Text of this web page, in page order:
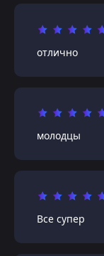
отлично
молодцы
Все супер